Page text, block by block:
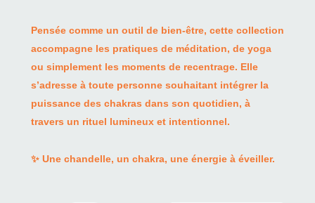
Pensée comme un outil de bien-être, cette collection
accompagne les pratiques de méditation, de yoga
ou simplement les moments de recentrage. Elle
s’adresse à toute personne souhaitant intégrer la
puissance des chakras dans son quotidien, à
travers un rituel lumineux et intentionnel.
✨ Une chandelle, un chakra, une énergie à éveiller.